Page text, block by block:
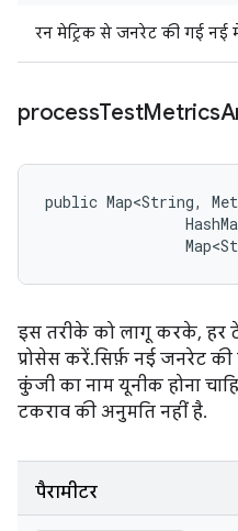
रन मेट्रिक से जनरेट की गई नई
processTestMetrics
public Map<String,
इस तरीके को लागू करके, हर
प्रोसेस करें. सिर्फ़ नई जनरेट की
कुंजी का नाम यूनीक होना
टकराव की अनुमति नहीं है.
पैरामीटर